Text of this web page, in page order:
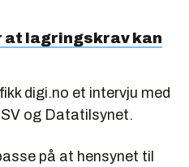
at lagringskrav kan
digi.no et intervju med
og Datatilsynet.
på at hensynet til